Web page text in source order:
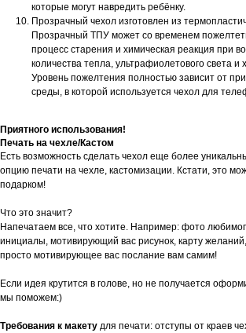
которые могут навредить ребёнку.
Прозрачный чехол изготовлен из
Прозрачный ТПУ может со временем
процесс старения и химическая реакция при
количества тепла, ультрафиолетового света и
Уровень пожелтения полностью зависит от
среды, в которой используется чехол для
Приятного использования!
Печать на чехле/Кастом
Есть возможность сделать чехол еще более
опцию печати на чехле, кастомизации. Кстати, это
подарком!
Что это значит?
Напечатаем все, что хотите. Например: фото
инициалы, мотивирующий вас рисунок, карту
просто мотивирующее вас послание вам самим!
Если идея крутится в голове, но не получается
мы поможем:)
Требования к макету для печати: отступы от краев